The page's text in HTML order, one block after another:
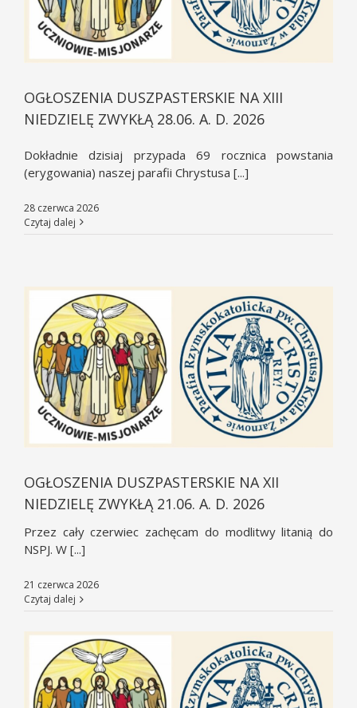
OGŁOSZENIA DUSZPASTERSKIE NA XIII
NIEDZIELĘ ZWYKŁĄ 28.06. A. D. 2026
Dokładnie dzisiaj przypada 69 rocznica powstania
(erygowania) naszej parafii Chrystusa [...]
28 czerwca 2026
Czytaj dalej
OGŁOSZENIA DUSZPASTERSKIE NA XII
NIEDZIELĘ ZWYKŁĄ 21.06. A. D. 2026
Przez cały czerwiec zachęcam do modlitwy litanią do
NSPJ. W [...]
21 czerwca 2026
Czytaj dalej